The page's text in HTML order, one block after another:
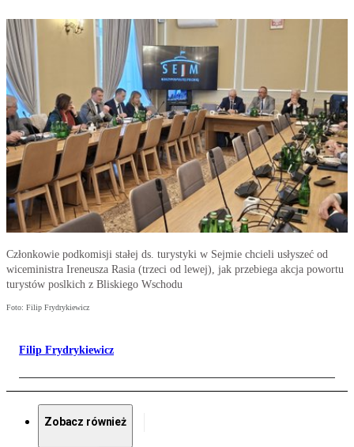
Członkowie podkomisji stałej ds. turystyki w Sejmie chcieli usłyszeć od
wiceministra Ireneusza Rasia (trzeci od lewej), jak przebiega akcja powortu
turystów poslkich z Bliskiego Wschodu
Foto: Filip Frydrykiewicz
Filip Frydrykiewicz
Zobacz również